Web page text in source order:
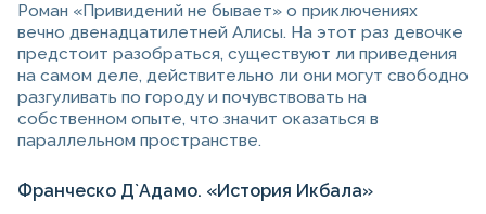
Роман «Привидений не бывает» о приключениях
вечно двенадцатилетней Алисы. На этот раз девочке
предстоит разобраться, существуют ли приведения
на самом деле, действительно ли они могут свободно
разгуливать по городу и почувствовать на
собственном опыте, что значит оказаться в
параллельном пространстве.
Франческо Д`Адамо. «История Икбала»